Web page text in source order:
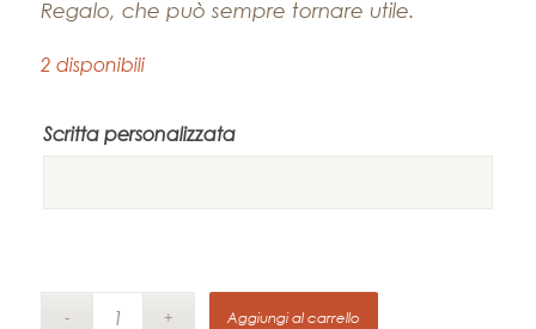
Regalo, che può sempre tornare utile.
2 disponibili
Scritta personalizzata
Aggiungi al carrello